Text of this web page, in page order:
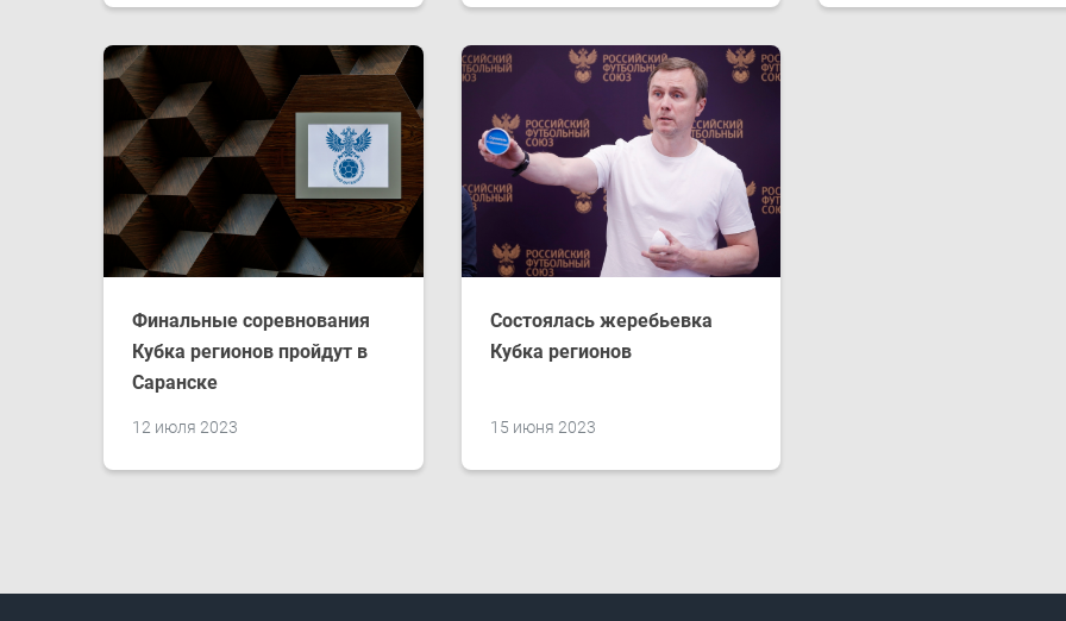
12 июля 2023
Финальные соревнования
Кубка регионов пройдут в
Саранске
15 июня 2023
Состоялась жеребьевка
Кубка регионов